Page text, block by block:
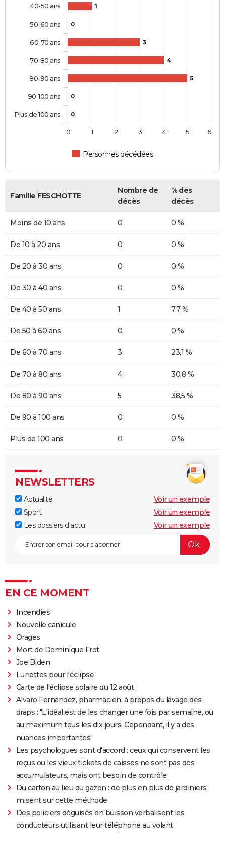
1
0
3
4
5
0
0
Personnes décédées
40-50 ans
50-60 ans
60-70 ans
70-80 ans
80-90 ans
90-100 ans
Plus de 100 ans
0 1 2 3 4 5 6
Famille FESCHOTTE
Nombre de
décès
% des
décès
Moins de 10 ans 0 0 %
De 10 à 20 ans 0 0 %
De 20 à 30 ans 0 0 %
De 30 à 40 ans 0 0 %
De 40 à 50 ans 1 7,7 %
De 50 à 60 ans 0 0 %
De 60 à 70 ans 3 23,1 %
De 70 à 80 ans 4 30,8 %
De 80 à 90 ans 5 38,5 %
De 90 à 100 ans 0 0 %
Plus de 100 ans 0 0 %
NEWSLETTERS
Actualité
Voir un exemple
Sport
Voir un exemple
Les dossiers d'actu
Voir un exemple
EN CE MOMENT
Incendies
Nouvelle canicule
Orages
Mort de Dominique Frot
Joe Biden
Lunettes pour l'éclipse
Carte de l'éclipse solaire du 12 août
Alvaro Fernandez, pharmacien, à propos du lavage des
draps : "L'idéal est de les changer une fois par semaine, ou
au maximum tous les dix jours. Cependant, il y a des
nuances importantes"
Les psychologues sont d'accord : ceux qui conservent les
reçus ou les vieux tickets de caisses ne sont pas des
accumulateurs, mais ont besoin de contrôle
Du carton au lieu du gazon : de plus en plus de jardiniers
misent sur cette méthode
Des policiers déguisés en buisson verbalisent les
conducteurs utilisant leur téléphone au volant